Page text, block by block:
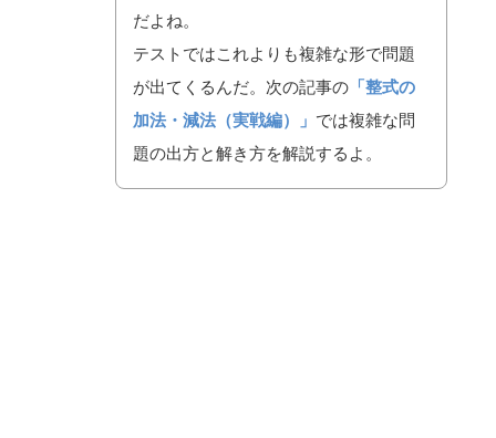
だよね。
テストではこれよりも複雑な形で問題
が出てくるんだ。次の記事の 「整式の
加法・減法（実戦編）」 では複雑な問
題の出方と解き方を解説するよ。